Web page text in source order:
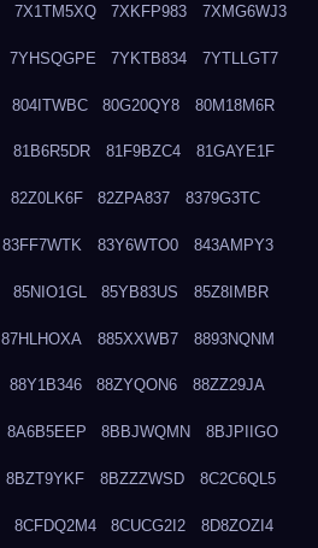
7X1TM5XQ 7XKFP983 7XMG6WJ3
7YHSQGPE 7YKTB834 7YTLLGT7
804ITWBC 80G20QY8 80M18M6R
81B6R5DR 81F9BZC4 81GAYE1F
82Z0LK6F 82ZPA837 8379G3TC
83FF7WTK 83Y6WTO0 843AMPY3
85NIO1GL 85YB83US 85Z8IMBR
87HLHOXA 885XXWB7 8893NQNM
88Y1B346 88ZYQON6 88ZZ29JA
8A6B5EEP 8BBJWQMN 8BJPIIGO
8BZT9YKF 8BZZZWSD 8C2C6QL5
8CFDQ2M4 8CUCG2I2 8D8ZOZI4